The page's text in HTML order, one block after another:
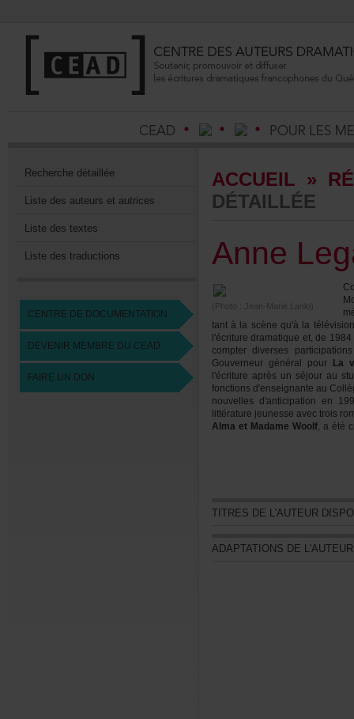
Recherchedétaillée
Listedesauteursetautrices
Listedestextes
Listedestraductions
CENTREDEDOCUMENTATION
DEVENIRMEMBREDUCEAD
FAIREUNDON
ACCUEIL »
DÉTAILLÉE
(Photo:Jean-MarieLanlo)
Gouverneurgénéralpour
AlmaetMadameWoolf